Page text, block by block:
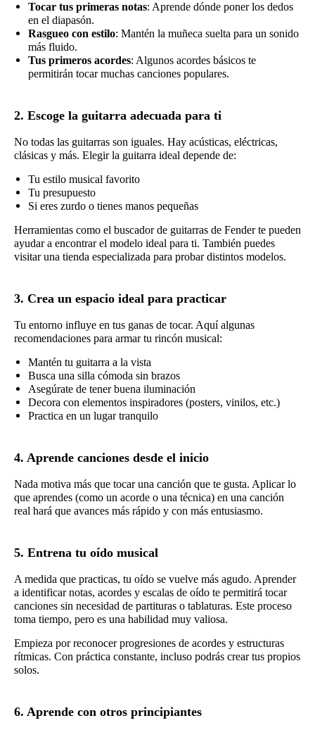
Tocar tus primeras notas: Aprende dónde poner los dedos
en el diapasón.
Rasgueo con estilo: Mantén la muñeca suelta para un sonido
más fluido.
Tus primeros acordes: Algunos acordes básicos te
permitirán tocar muchas canciones populares.
2. Escoge la guitarra adecuada para ti
No todas las guitarras son iguales. Hay acústicas, eléctricas,
clásicas y más. Elegir la guitarra ideal depende de:
Tu estilo musical favorito
Tu presupuesto
Si eres zurdo o tienes manos pequeñas
Herramientas como el buscador de guitarras de Fender te pueden
ayudar a encontrar el modelo ideal para ti. También puedes
visitar una tienda especializada para probar distintos modelos.
3. Crea un espacio ideal para practicar
Tu entorno influye en tus ganas de tocar. Aquí algunas
recomendaciones para armar tu rincón musical:
Mantén tu guitarra a la vista
Busca una silla cómoda sin brazos
Asegúrate de tener buena iluminación
Decora con elementos inspiradores (posters, vinilos, etc.)
Practica en un lugar tranquilo
4. Aprende canciones desde el inicio
Nada motiva más que tocar una canción que te gusta. Aplicar lo
que aprendes (como un acorde o una técnica) en una canción
real hará que avances más rápido y con más entusiasmo.
5. Entrena tu oído musical
A medida que practicas, tu oído se vuelve más agudo. Aprender
a identificar notas, acordes y escalas de oído te permitirá tocar
canciones sin necesidad de partituras o tablaturas. Este proceso
toma tiempo, pero es una habilidad muy valiosa.
Empieza por reconocer progresiones de acordes y estructuras
rítmicas. Con práctica constante, incluso podrás crear tus propios
solos.
6. Aprende con otros principiantes